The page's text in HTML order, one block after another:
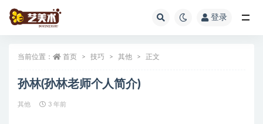
登录
当前位置： 首页 技巧 其他 正文
孙林(孙林老师个人简介)
其他 3 年前